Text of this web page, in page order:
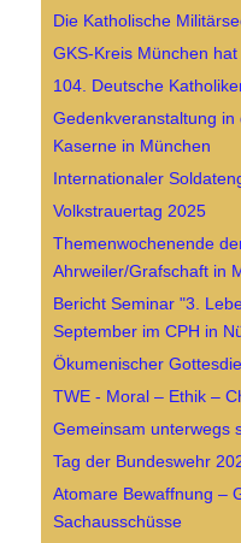
Die Katholische
GKS-Kreis München
104. Deutsche
Gedenkveranstaltung
Kaserne in München
Internationaler
Volkstrauertag 2025
Themenwochenende
Ahrweiler/Grafschaft in
Bericht Seminar "3.
September im CPH in
Ökumenischer
TWE - Moral – Ethik –
Gemeinsam unterwegs
Tag der Bundeswehr
Atomare Bewaffnung –
Sachausschüsse